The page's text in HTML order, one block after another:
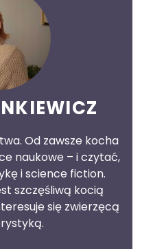
Od zawsze kocha
naukowe – i czytać,
i science fiction.
szczęśliwą kocią
się zwierzęcą